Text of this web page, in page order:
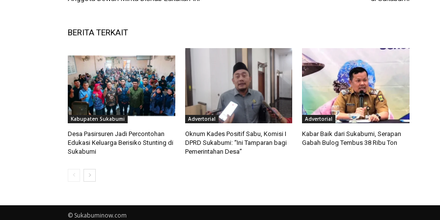
BERITA TERKAIT
Kabupaten Sukabumi
Desa Pasirsuren Jadi Percontohan
Edukasi Keluarga Berisiko Stunting di
Sukabumi
Advertorial
Oknum Kades Positif Sabu, Komisi I
DPRD Sukabumi: “Ini Tamparan bagi
Pemerintahan Desa”
Advertorial
Kabar Baik dari Sukabumi, Serapan
Gabah Bulog Tembus 38 Ribu Ton
© Sukabuminow.com